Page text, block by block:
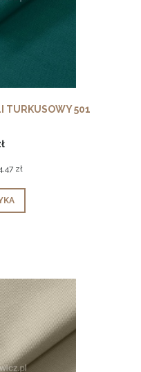
TURKUSOWY 501
zł